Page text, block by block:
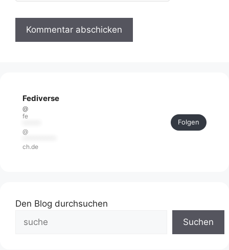
Fediverse
@
fe
@
ch.de
Folgen
Den Blog durchsuchen
Suchen